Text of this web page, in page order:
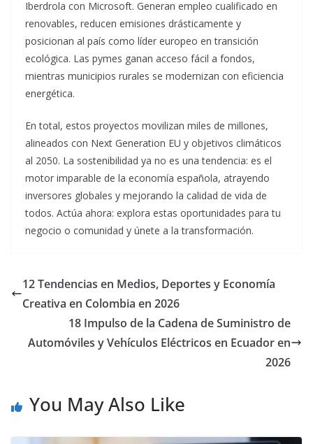
Iberdrola con Microsoft. Generan empleo cualificado en
renovables, reducen emisiones drásticamente y
posicionan al país como líder europeo en transición
ecológica. Las pymes ganan acceso fácil a fondos,
mientras municipios rurales se modernizan con eficiencia
energética.
En total, estos proyectos movilizan miles de millones,
alineados con Next Generation EU y objetivos climáticos
al 2050. La sostenibilidad ya no es una tendencia: es el
motor imparable de la economía española, atrayendo
inversores globales y mejorando la calidad de vida de
todos. Actúa ahora: explora estas oportunidades para tu
negocio o comunidad y únete a la transformación.
12 Tendencias en Medios, Deportes y Economía
Creativa en Colombia en 2026
18 Impulso de la Cadena de Suministro de
Automóviles y Vehículos Eléctricos en Ecuador en
2026
You May Also Like